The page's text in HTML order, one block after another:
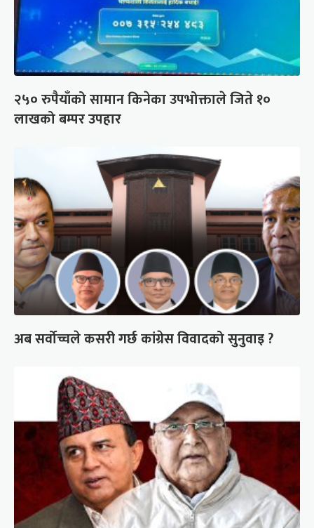
२५० रुपैयाँको सामान किनेका उपभोक्ताले जिते १०
लाखको बम्पर उपहार
अब सर्वोच्चले कसरी गर्छ कांग्रेस विवादको सुनुवाइ ?